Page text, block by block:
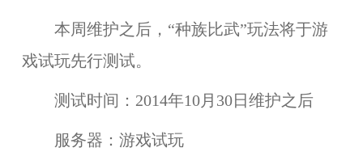
本周维护之后，“种族比武”玩法将于游
戏试玩先行测试。
测试时间： 2014年10月30日维护之后
服务器： 游戏试玩